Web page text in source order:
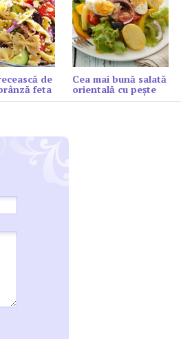
de
feta
Cea mai bună salată
orientală cu peşte